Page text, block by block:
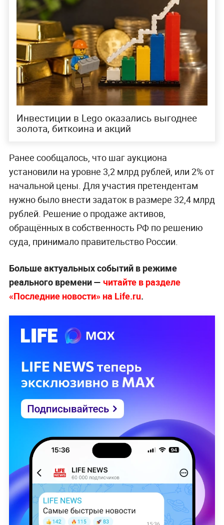
Инвестиции в Lego оказались выгоднее
золота, биткоина и акций
Ранее сообщалось, что шаг аукциона
установили на уровне 3,2 млрд рублей, или 2% от
начальной цены. Для участия претендентам
нужно было внести задаток в размере 32,4 млрд
рублей. Решение о продаже активов,
обращённых в собственность РФ по решению
суда, принимало правительство России.
Больше актуальных событий в режиме
реального времени — читайте в разделе
«Последние новости» на Life.ru.